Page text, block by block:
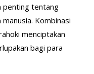
penting tentang
Kombinasi
menciptakan
bagi para